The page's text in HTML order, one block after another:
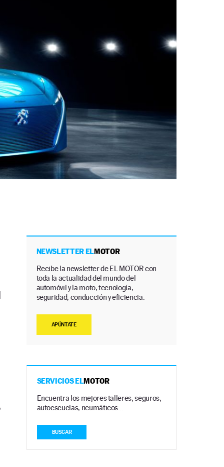
NEWSLETTER ELMOTOR
Recibe la newsletter de EL MOTOR con
toda la actualidad del mundo del
automóvil y la moto, tecnología,
seguridad, conducción y eficiencia.
APÚNTATE
SERVICIOS ELMOTOR
Encuentra los mejores talleres, seguros,
autoescuelas, neumáticos…
BUSCAR